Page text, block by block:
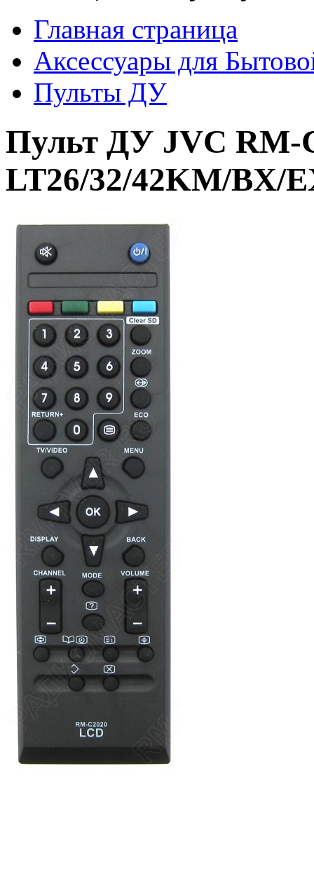
Главная страница
Аксессуары для
Пульты ДУ
Пульт ДУ JVC RM-
LT26/32/42KM/BX/